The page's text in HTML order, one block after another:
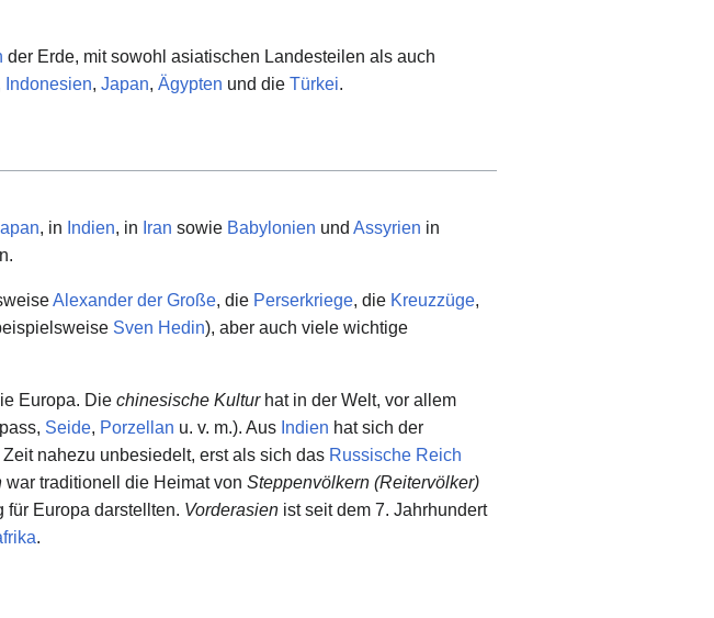
der Erde, mit sowohl asiatischen Landesteilen als auch
Indonesien, Japan, Ägypten und die Türkei.
, in Indien, in Iran sowie Babylonien und Assyrien in
Alexander der Große, die Perserkriege, die Kreuzzüge,
Sven Hedin), aber auch viele wichtige
Europa. Die chinesische Kulturhat in der Welt, vor allem
Seide, Porzellan u. v. m.). Aus Indien hat sich der
nahezu unbesiedelt, erst als sich das Russische Reich
war traditionell die Heimat von Steppenvölkern (Reitervölker)
für Europa darstellten. Vorderasien ist seit dem 7. Jahrhundert
.